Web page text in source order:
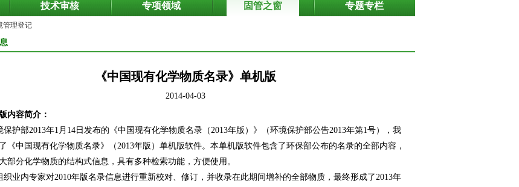
技术审核 专项领域 固管之窗 专题专栏
管理登记
《中国现有化学物质名录》单机版
2014-04-03
内容简介：
保护部2013年1月14日发布的《中国现有化学物质名录（2013年版）》（环境保护部公告2013年第1号），我
《中国现有化学物质名录》（2013年版）单机版软件。本单机版软件包含了环保部公布的名录的全部内容，
部分化学物质的结构式信息，具有多种检索功能，方便使用。
织业内专家对2010年版名录信息进行重新校对、修订，并收录在此期间增补的全部物质，最终形成了2013年